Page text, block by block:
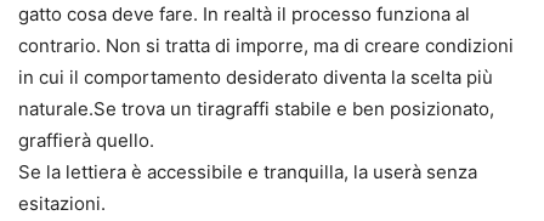
gatto cosa deve fare. In realtà il processo funziona al
contrario. Non si tratta di imporre, ma di creare condizioni
in cui il comportamento desiderato diventa la scelta più
naturale.Se trova un tiragraffi stabile e ben posizionato,
graffierà quello.
Se la lettiera è accessibile e tranquilla, la userà senza
esitazioni.